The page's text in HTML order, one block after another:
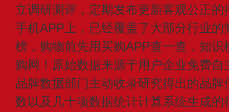
立调研测评，定期发布更新客观公正
手机APP上，已经覆盖了大部分行业
榜，购物前先用买购APP查一查，知
购网！原始数据来源于用户企业免费
品牌数据部门主动收录研究得出的品
数以及几十项数据统计计算系统生成